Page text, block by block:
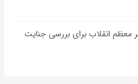
معظم انقلاب برای بررسی جنایت